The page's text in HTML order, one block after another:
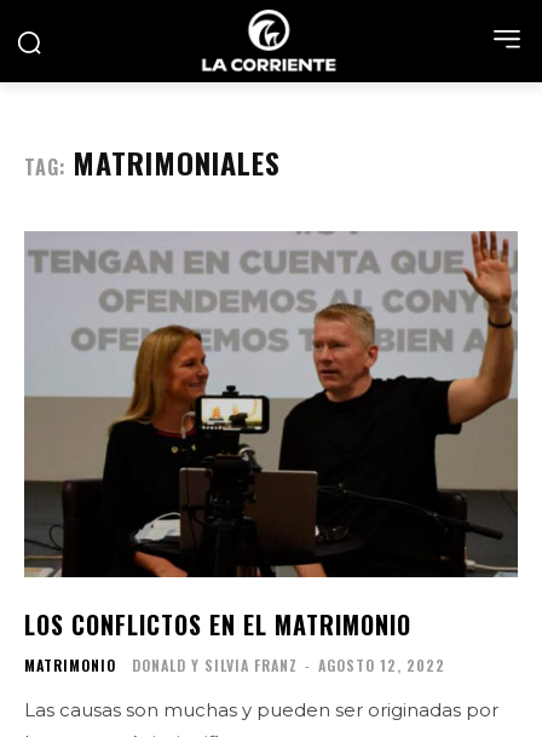
TAG: MATRIMONIALES
LOS CONFLICTOS EN EL MATRIMONIO
MATRIMONIO DONALD Y SILVIA FRANZ - AGOSTO 12, 2022
Las causas son muchas y pueden ser originadas por